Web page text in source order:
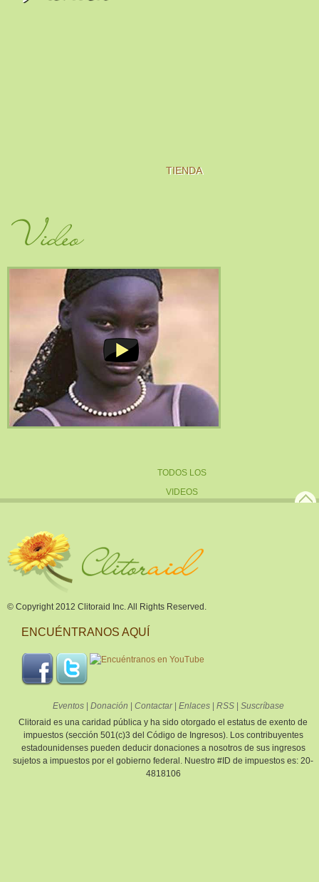
TIENDA
Video
TODOS LOS
VIDEOS
© Copyright 2012 Clitoraid Inc. All Rights Reserved.
ENCUÉNTRANOS AQUÍ
Eventos Donación Contactar| Enlaces RSS
Suscríbase
Clitoraid es una caridad pública y ha sido otorgado el estatus de exento de
impuestos (sección 501(c)3 del Código de Ingresos). Los contribuyentes
estadounidenses pueden deducir donaciones a nosotros de sus ingresos
sujetos a impuestos por el gobierno federal. Nuestro #ID de impuestos es: 20-
4818106